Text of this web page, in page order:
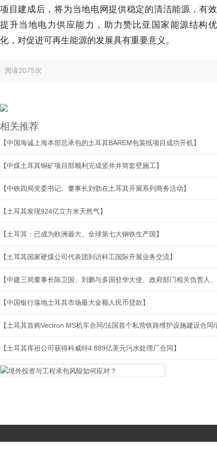
项目建成后，将为当地电网提供稳定的清洁能源，有效
提升当地电力供应能力，助力赞比亚国家能源结构优
化，对促进可再生能源的发展具有重要意义。
阅读2075次
相关推荐
【中国海诚上海本部总承包的土耳其BAREM包装纸项目成功开机】
【中煤土耳其铜矿项目部顺利完成竖井井筒套壁施工】
【中铁四局党委书记、董事长刘勃在土耳其开展系列商务活动】
【土耳其发现924亿立方米天然气】
【土耳其：已成为欧洲最大、全球第七大钢铁生产国】
【土耳其国家硬煤公司代表团到访科工国际开展业务交流】
【中建三局董事长陈卫国、刘鹏与多国驻华大使、政府部门相关负责人
【中国银行落地土耳其市场最大金额人民币贷款】
【土耳其首购Vectron MS机车合同/法国首个私营铁路维护设施建设合
【土耳其库祖公司获得科威特4.889亿美元污水处理厂合同】